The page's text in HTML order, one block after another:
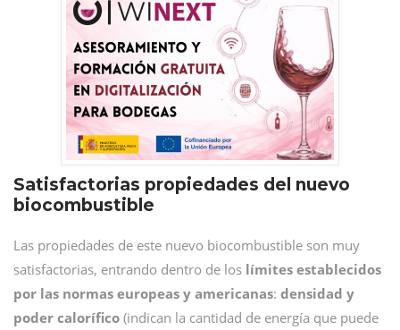
Satisfactorias propiedades del nuevo
biocombustible
Las propiedades de este nuevo biocombustible son muy
satisfactorias, entrando dentro de los límites establecidos
por las normas europeas y americanas: densidad y
poder calorífico (indican la cantidad de energía que puede